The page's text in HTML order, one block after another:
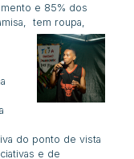
e 85% dos
tem roupa,
do ponto de vista
e de